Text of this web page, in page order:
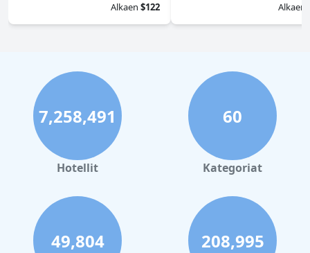
Alkaen $122
Alkaen
7,258,491
Hotellit
60
Kategoriat
49,804 208,995